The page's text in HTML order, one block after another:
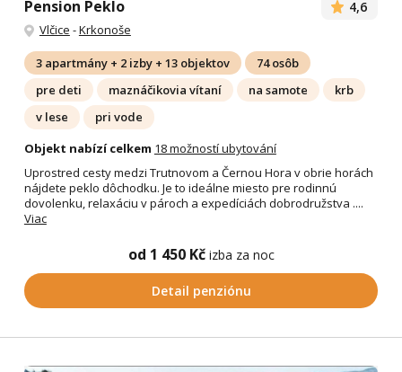
Pension Peklo 4,6
Vlčice -Krkonoše
3 apartmány + 2 izby + 13 objektov
74 osôb
pre deti
maznáčikovia vítaní na samote
krb
v lese
pri vode
Objekt nabízí celkem 18 možností ubytování
Uprostred cesty medzi Trutnovom a Černou Hora v obrie horách
nájdete peklo dôchodku. Je to ideálne miesto pre rodinnú
dovolenku, relaxáciu v pároch a expedíciách dobrodružstva ....
Viac
od 1 450 Kč izba za noc
Detail penziónu